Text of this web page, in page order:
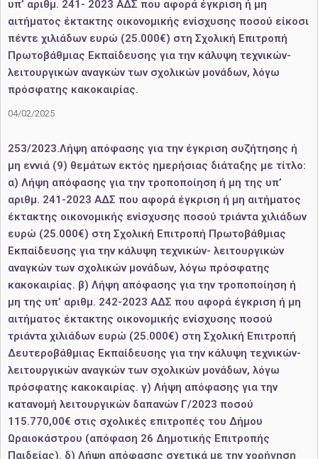
υπ’ αριθμ. 241- 2023 ΑΔΣ που αφορά έγκριση ή μη
αιτήματος έκτακτης οικονομικής ενίσχυσης ποσού είκοσι
πέντε χιλιάδων ευρώ (25.000€) στη Σχολική Επιτροπή
Πρωτοβάθμιας Εκπαίδευσης για την κάλυψη τεχνικών-
λειτουργικών αναγκών των σχολικών μονάδων, λόγω
πρόσφατης κακοκαιρίας.
04/02/2025
253/2023.Λήψη απόφασης για την έγκριση συζήτησης ή
μη εννιά (9) θεμάτων εκτός ημερήσιας διάταξης με τίτλο:
α) Λήψη απόφασης για την τροποποίηση ή μη της υπ’
αριθμ. 241-2023 ΑΔΣ που αφορά έγκριση ή μη αιτήματος
έκτακτης οικονομικής ενίσχυσης ποσού τριάντα χιλιάδων
ευρώ (25.000€) στη Σχολική Επιτροπή Πρωτοβάθμιας
Εκπαίδευσης για την κάλυψη τεχνικών- λειτουργικών
αναγκών των σχολικών μονάδων, λόγω πρόσφατης
κακοκαιρίας. β) Λήψη απόφασης για την τροποποίηση ή
μη της υπ’ αριθμ. 242-2023 ΑΔΣ που αφορά έγκριση ή μη
αιτήματος έκτακτης οικονομικής ενίσχυσης ποσού
τριάντα χιλιάδων ευρώ (25.000€) στη Σχολική Επιτροπή
Δευτεροβάθμιας Εκπαίδευσης για την κάλυψη τεχνικών-
λειτουργικών αναγκών των σχολικών μονάδων, λόγω
πρόσφατης κακοκαιρίας. γ) Λήψη απόφασης για την
κατανομή λειτουργικών δαπανών Γ/2023 ποσού
115.770,00€ στις σχολικές επιτροπές του Δήμου
Ωραιοκάστρου (απόφαση 26 Δημοτικής Επιτροπής
Παιδείας). δ) Λήψη απόφασης σχετικά με την χορήγηση